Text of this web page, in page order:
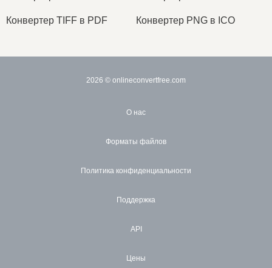
Конвертер TIFF в PDF Конвертер PNG в ICO
2026 © onlineconvertfree.com
О нас
Форматы файлов
Политика конфиденциальности
Поддержка
API
Цены